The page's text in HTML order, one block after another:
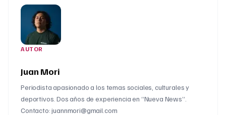
AUTOR
Juan Mori
Periodista apasionado a los temas sociales, culturales y
deportivos. Dos años de experiencia en “Nueva News”.
Contacto: juannmori@gmail.com